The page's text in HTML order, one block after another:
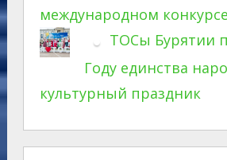
международном конкурсе
ТОСы Бурятии
Году единства
культурный праздник